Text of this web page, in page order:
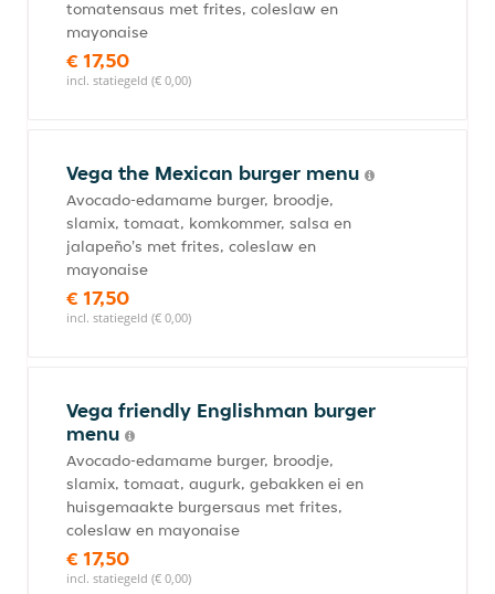
tomatensaus met frites, coleslaw en
mayonaise
€ 17,50
incl. statiegeld (€ 0,00)
Vega the Mexican burger menu
Avocado-edamame burger, broodje,
slamix, tomaat, komkommer, salsa en
jalapeño's met frites, coleslaw en
mayonaise
€ 17,50
incl. statiegeld (€ 0,00)
Vega friendly Englishman burger
menu
Avocado-edamame burger, broodje,
slamix, tomaat, augurk, gebakken ei en
huisgemaakte burgersaus met frites,
coleslaw en mayonaise
€ 17,50
incl. statiegeld (€ 0,00)